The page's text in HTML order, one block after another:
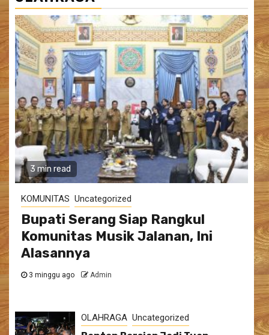
3 min read
KOMUNITAS Uncategorized
Bupati Serang Siap Rangkul
Komunitas Musik Jalanan, Ini
Alasannya
3 minggu ago Admin
OLAHRAGA Uncategorized